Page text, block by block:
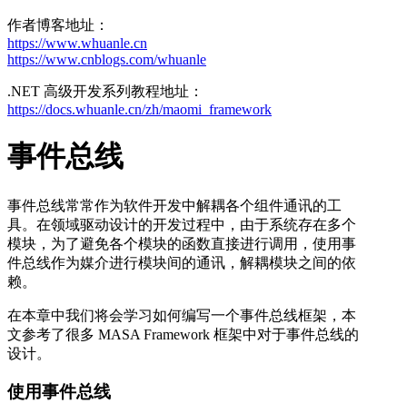
作者博客地址：
https://www.whuanle.cn
https://www.cnblogs.com/whuanle
.NET 高级开发系列教程地址：
https://docs.whuanle.cn/zh/maomi_framework
事件总线
事件总线常常作为软件开发中解耦各个组件通讯的工
具。在领域驱动设计的开发过程中，由于系统存在多个
模块，为了避免各个模块的函数直接进行调用，使用事
件总线作为媒介进行模块间的通讯，解耦模块之间的依
赖。
在本章中我们将会学习如何编写一个事件总线框架，本
文参考了很多 MASA Framework 框架中对于事件总线的
设计。
使用事件总线